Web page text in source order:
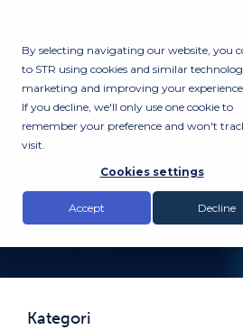
By selecting navigating our website, you
to STR using cookies and similar
marketing and improving your
If you decline, we'll only use one cookie to
remember your preference and won't
visit.
Cookies settings
Accept Decline
PRODUKTER
Vinsjer
Kategori